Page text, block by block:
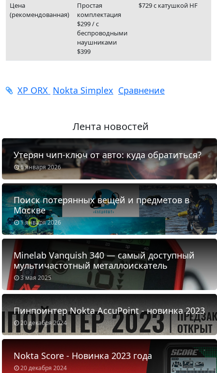
Цена
(рекомендованная)
Простая
комплектация
$299 / с
беспроводными
наушниками
$399
$729 с катушкой HF
XP ORX Nokta Simplex Сравнение
Лента новостей
6 января 2026
Утерян чип-ключ от авто: куда обратиться?
1 января 2026
Поиск потерянных вещей и предметов в
Москве
3 мая 2025
Minelab Vanquish 340 — самый доступный
мультичастотный металлоискатель
20 декабря 2024
Пинпоинтер Nokta AccuPoint - новинка 2023
20 декабря 2024
Nokta Score - Новинка 2023 года